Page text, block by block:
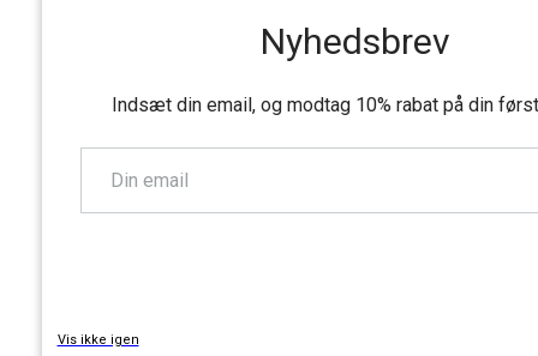
Nyhedsbrev
Indsæt din email, og modtag 10% rabat på din
Vis ikke igen